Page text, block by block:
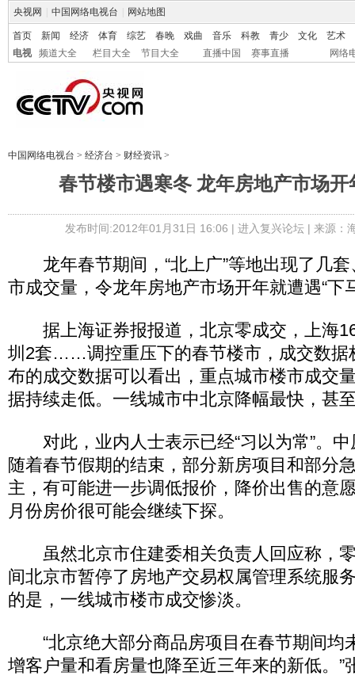
央视网 中国网络电视台 网站地图
首页 新闻 经济 体育 综艺 春晚 戏曲 音乐 科教 青少 文化
艺术
电视
频道大全 栏目大全 节目大全 直播中国 赛事直播 网络
中国网络电视台 > 经济台 > 财经资讯 >
春节楼市遇寒冬 龙年房地产市场开
发布时间:2012年01月31日 16:06 | 进入复兴论坛| 来源：
龙年春节期间，“北上广”等地出现了几套
市成交量，令龙年房地产市场开年就遭遇“
据上海证券报报道，北京零成交，上海
圳2套……调控重压下的春节楼市，成交数据
布的成交数据可以看出，重点城市楼市成交
据持续走低。一线城市中北京降幅最快，甚
对此，业内人士表示已经“习以为常”。中
随着春节假期的结束，部分新房项目和部分
主，有可能进一步调低报价，降价出售的意
月份房价很可能会继续下探。
虽然北京市住建委相关负责人回应称，
间北京市暂停了房地产交易权属管理系统服
的是，一线城市楼市成交惨淡。
“北京绝大部分商品房项目在春节期间均
增客户量和看房量也降至近三年来的新低。”